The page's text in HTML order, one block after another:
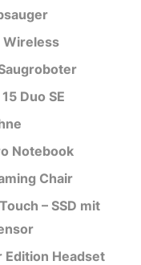
Wireless
Duo SE
Notebook
Chair
– SSD mit
Edition Headset